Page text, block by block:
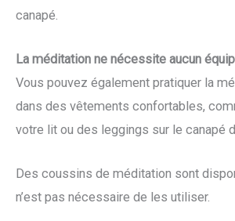
canapé.
La méditation ne nécessite aucun
Vous pouvez également pratiquer la
dans des vêtements confortables,
votre lit ou des leggings sur le canapé
Des coussins de méditation sont
n’est pas nécessaire de les utiliser.